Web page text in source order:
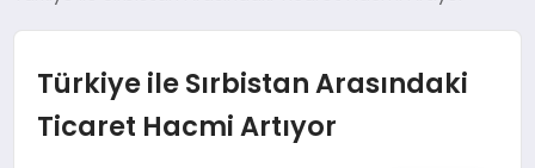
SIYASET
DÜNYA
EKONOMI
Türkiye ile Sırbistan Arasındaki
Ticaret Hacmi Artıyor